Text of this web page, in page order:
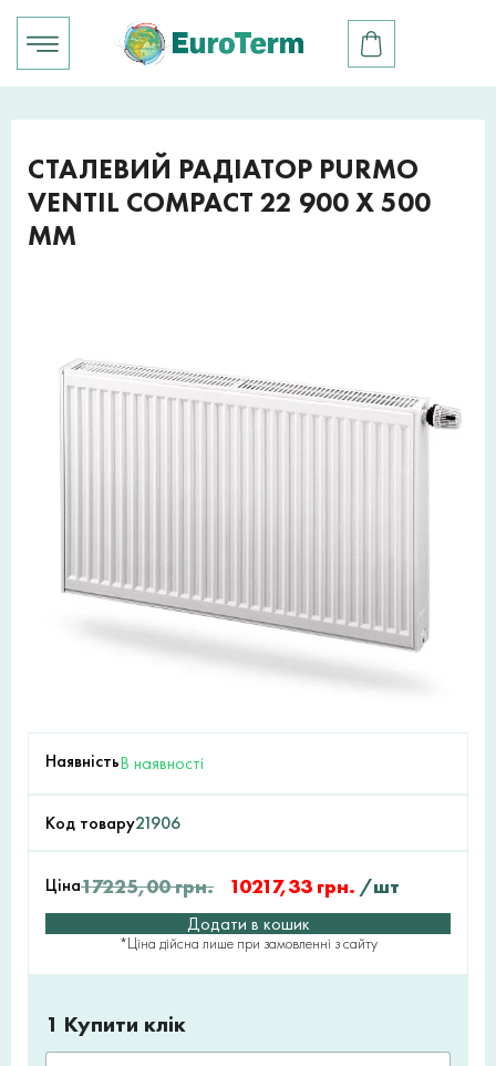
СТАЛЕВИЙ РАДІАТОР PURMO
VENTIL COMPACT 22 900 X 500
ММ
НаявністьВ наявності
Код товару21906
Ціна17225,00грн. 10217,33 грн. /шт
Додати в кошик
*Ціна дійсна лише при замовленні з сайту
1 Купити клік